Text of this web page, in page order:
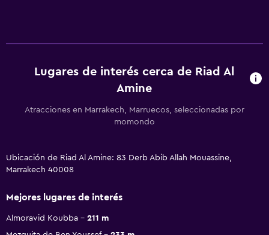
Lugares de interés cerca de Riad Al
Amine
Atracciones en Marrakech, Marruecos, seleccionadas por
momondo
Ubicación de Riad Al Amine: 83 Derb Abib Allah Mouassine,
Marrakech 40008
Mejores lugares de interés
Almoravid Koubba
211 m